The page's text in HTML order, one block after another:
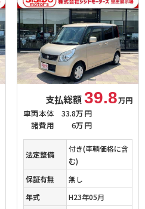
支払総額39.8万円
車両本体
33.8万円
諸費用
6万円
法定整備
付き(車輌価格に含
む)
保証有無
無し
年式
H23年05月